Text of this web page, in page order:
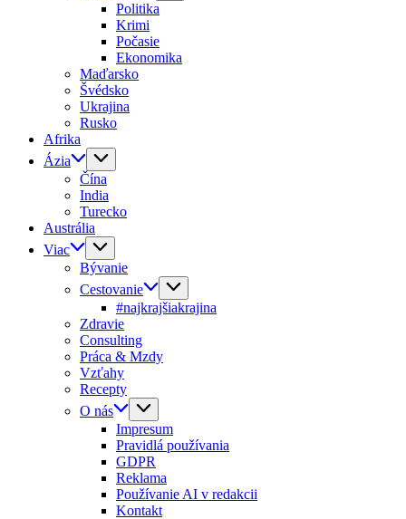
Politika
Krimi
Počasie
Ekonomika
Maďarsko
Švédsko
Ukrajina
Rusko
Afrika
Ázia
Čína
India
Turecko
Austrália
Viac
Bývanie
Cestovanie
#najkrajšiakrajina
Zdravie
Consulting
Práca & Mzdy
Vzťahy
Recepty
O nás
Impresum
Pravidlá používania
GDPR
Reklama
Používanie AI v redakcii
Kontakt